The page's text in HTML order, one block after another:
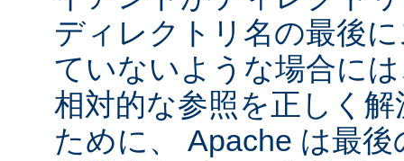
ディレクトリ名の最後
ていないような場合に
相対的な参照を正しく
ために、 Apache は最